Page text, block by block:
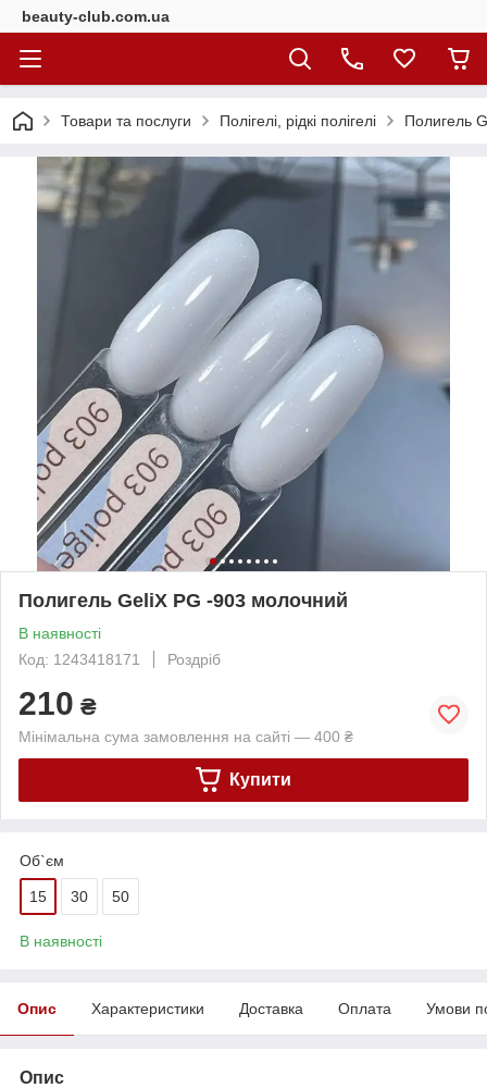
beauty-club.com.ua
Товари та послуги Полігелі, рідкі полігелі Полигель
Полигель GeliX PG -903 молочний
В наявності
Код: 1243418171
Роздріб
210 ₴
Мінімальна сума замовлення на сайті — 400 ₴
Купити
Об`єм
15 30 50
В наявності
Опис Характеристики Доставка Оплата Умови
Опис